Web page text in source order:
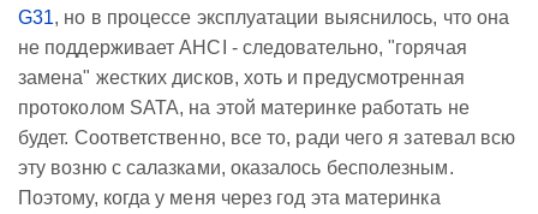
G31, но в процессе эксплуатации выяснилось, что она
не поддерживает AHCI - следовательно, "горячая
замена" жестких дисков, хоть и предусмотренная
протоколом SATA, на этой материнке работать не
будет. Соответственно, все то, ради чего я затевал всю
эту возню с салазками, оказалось бесполезным.
Поэтому, когда у меня через год эта материнка